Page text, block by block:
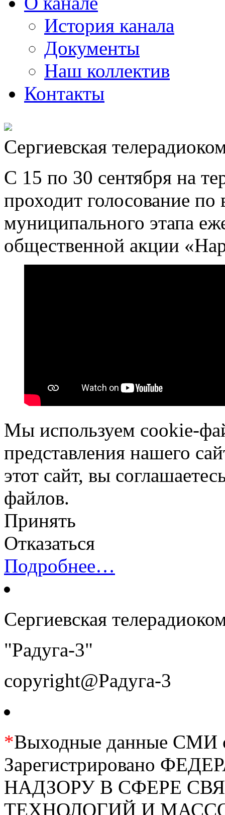
История канала
Документы
Наш коллектив
Контакты
Сергиевская
С 15 по 30 сентября на
проходит голосование
муниципального этапа
общественной акции
Мы используем cookie-
представления нашего
этот сайт, вы
файлов.
Принять
Отказаться
Подробнее…
Сергиевская
"Радуга-3"
copyright@Радуга-3
*Выходные данные СМИ
Зарегистрировано
НАДЗОРУ В СФЕРЕ
ТЕХНОЛОГИЙ И